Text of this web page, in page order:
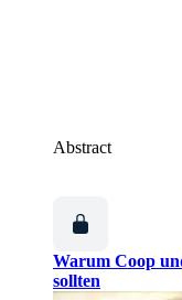
Abstract
Warum Coop
sollten